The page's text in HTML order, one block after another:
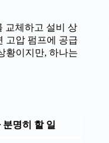
교체하고 설비 상
고압 펌프에 공급
황이지만, 하나는
분명히 할 일